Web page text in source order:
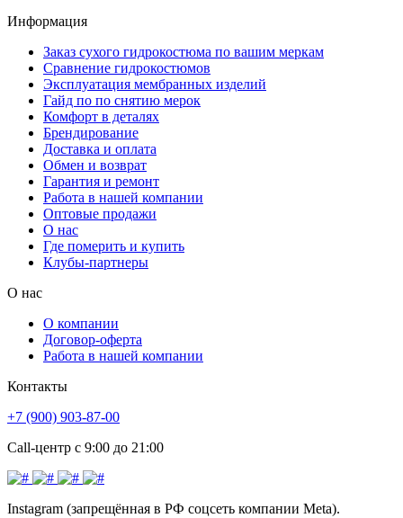
Информация
Заказ сухого гидрокостюма по вашим меркам
Сравнение гидрокостюмов
Эксплуатация мембранных изделий
Гайд по по снятию мерок
Комфорт в деталях
Брендирование
Доставка и оплата
Обмен и возврат
Гарантия и ремонт
Работа в нашей компании
Оптовые продажи
О нас
Где померить и купить
Клубы-партнеры
О нас
О компании
Договор-оферта
Работа в нашей компании
Контакты
+7 (900) 903-87-00
Call-центр с 9:00 до 21:00
Instagram (запрещённая в РФ соцсеть компании Meta).